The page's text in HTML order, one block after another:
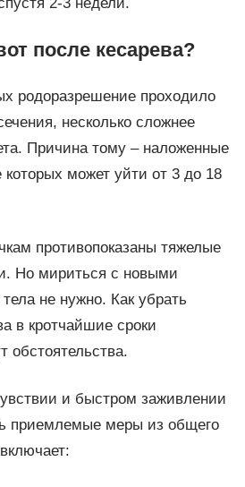
2-3 недели.
после кесарева?
родоразрешение проходило
несколько сложнее
Причина тому – наложенные
может уйти от 3 до 18
противопоказаны тяжелые
Но мириться с новыми
не нужно. Как убрать
в кротчайшие сроки
обстоятельства.
и быстром заживлении
приемлемые меры из общего